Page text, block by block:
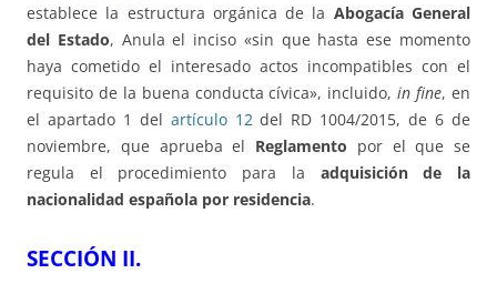
establece la estructura orgánica de la Abogacía General
del Estado, Anula el inciso «sin que hasta ese momento
haya cometido el interesado actos incompatibles con el
requisito de la buena conducta cívica», incluido,in fine, en
el apartado 1 del artículo 12del RD 1004/2015, de 6 de
noviembre, que aprueba el Reglamento por el que se
regula el procedimiento para la adquisición de la
nacionalidad española por residencia.
SECCIÓN II.